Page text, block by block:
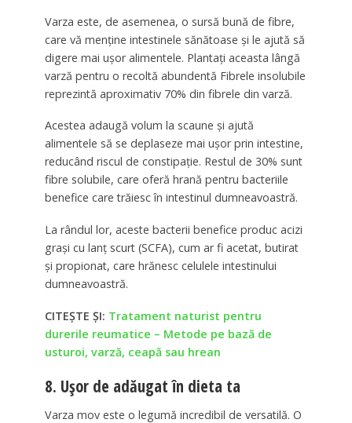
Varza este, de asemenea, o sursă bună de fibre,
care vă menține intestinele sănătoase și le ajută să
digere mai ușor alimentele. Plantați aceasta lângă
varză pentru o recoltă abundentă Fibrele insolubile
reprezintă aproximativ 70% din fibrele din varză.
Acestea adaugă volum la scaune și ajută
alimentele să se deplaseze mai ușor prin intestine,
reducând riscul de constipație. Restul de 30% sunt
fibre solubile, care oferă hrană pentru bacteriile
benefice care trăiesc în intestinul dumneavoastră.
La rândul lor, aceste bacterii benefice produc acizi
grași cu lanț scurt (SCFA), cum ar fi acetat, butirat
și propionat, care hrănesc celulele intestinului
dumneavoastră.
CITEȘTE ȘI: Tratament naturist pentru
durerile reumatice – Metode pe bază de
usturoi, varză, ceapă sau hrean
8. Ușor de adăugat în dieta ta
Varza mov este o legumă incredibil de versatilă. O